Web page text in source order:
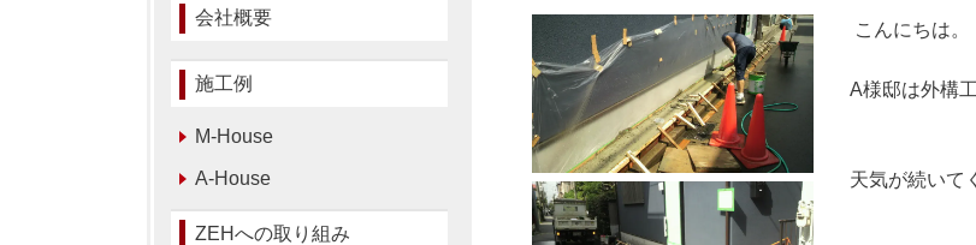
こんにちは。
A様邸は外構
天気が続いて
会社概要
施工例
M-House
A-House
ZEHへの取り組み